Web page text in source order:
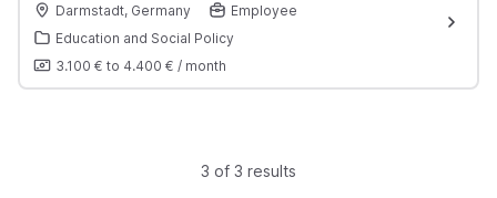
Darmstadt, Germany
Employee
Education and Social Policy
3.100 € to 4.400 € / month
3 of 3 results